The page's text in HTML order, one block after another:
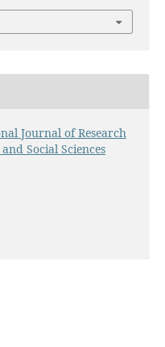
Journal of Research
Social Sciences